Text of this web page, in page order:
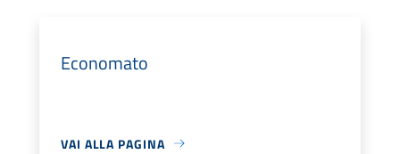
Economato
VAI ALLA PAGINA